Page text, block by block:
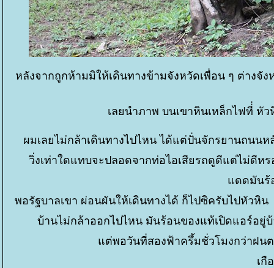
หลังจากถูกห้ามมิให้เดินทางข้ามจังหวัดเพื่อน ๆ ต่างจั
เลยนำภาพ บนเขาหินเหล็กไฟที่่
ผมเลยไม่กล้าเดินทางไปไหน ได้แต่ปั่นจักรยานถน
วิ่งเท่าใดแทบจะปลอดจากท่อไอเสียรถดูดีแต่ไม่ดี
ดดมันร้อ
พอรัฐบาลเขา ผ่อนผันให้เดินทางได้ ก็ไปซิครับไปหัวหิ
บ้านไม่กล้าออกไปไหน มันร้อนของแท้เปิดแอร์อยู่
ต่พอวันที่สองฟ้าครึ้มชั่วโมงกว่าฝน
เกื